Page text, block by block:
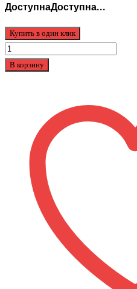
ДоступнаДоступна...
Купить в один клик
Количество
товара
Приложение
TaoTao
Самобаланс
В корзину